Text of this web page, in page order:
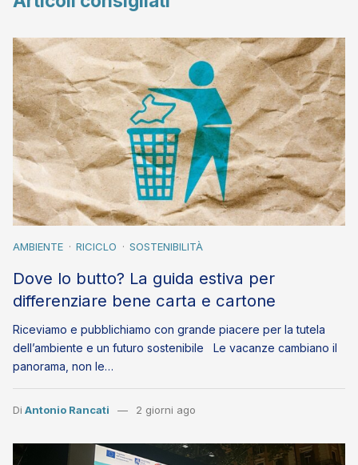
AMBIENTE RICICLO SOSTENIBILITÀ
Dove lo butto? La guida estiva per
differenziare bene carta e cartone
Riceviamo e pubblichiamo con grande piacere per la tutela
dell’ambiente e un futuro sostenibile Le vacanze cambiano il
panorama, non le…
Di Antonio Rancati 2 giorni ago